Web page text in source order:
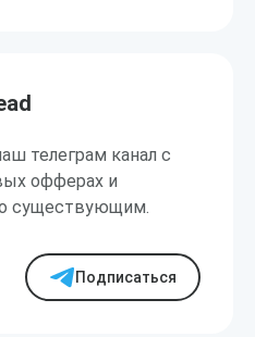
телеграм канал с
офферах и
существующим.
Подписаться